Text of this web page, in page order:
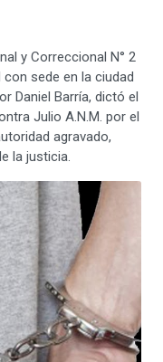
y Correccional N° 2
sede en la ciudad
Daniel Barría, dictó el
Julio A.N.M. por el
agravado,
la justicia.